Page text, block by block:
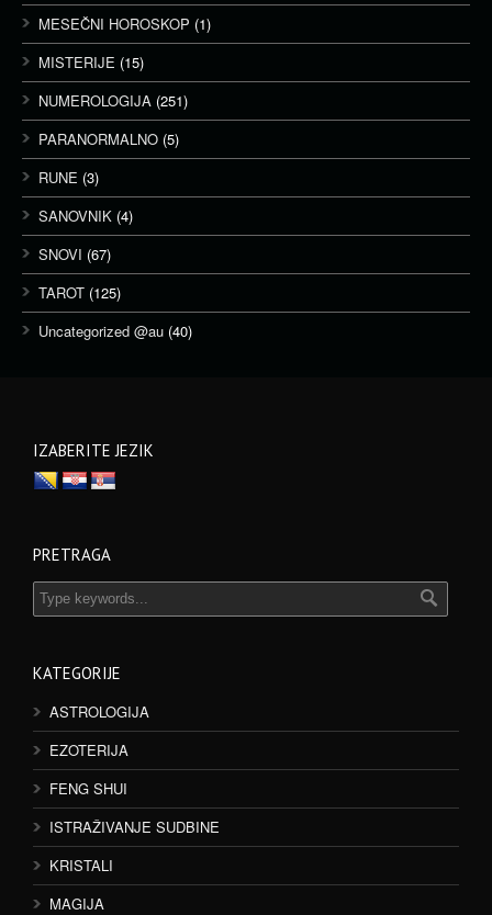
MESEČNI HOROSKOP (1)
MISTERIJE (15)
NUMEROLOGIJA (251)
PARANORMALNO (5)
RUNE (3)
SANOVNIK (4)
SNOVI (67)
TAROT (125)
Uncategorized @au (40)
IZABERITE JEZIK
PRETRAGA
KATEGORIJE
ASTROLOGIJA
EZOTERIJA
FENG SHUI
ISTRAŽIVANJE SUDBINE
KRISTALI
MAGIJA